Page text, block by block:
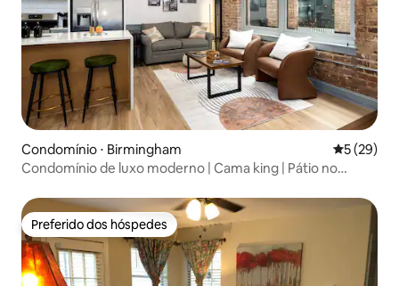
Condomínio ⋅ Birmingham 5 de uma
5 (29)
Condomínio de luxo moderno | Cama king | Pátio no
Preferido dos hóspedes
Preferido dos hóspedes